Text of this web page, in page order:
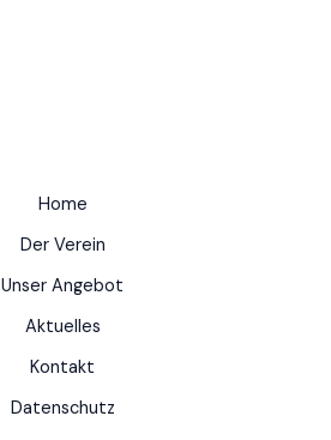
Home
Der Verein
Unser Angebot
Aktuelles
Kontakt
Datenschutz